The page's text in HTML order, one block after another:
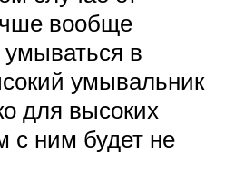
вообще
умываться в
умывальник
для высоких
с ним будет не